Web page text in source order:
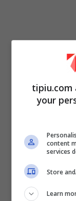
Se -invece-
macchia
molta paura
ciò, non
siete molto
a un muro.
tipiu.com
your
content
services
Store
Learn